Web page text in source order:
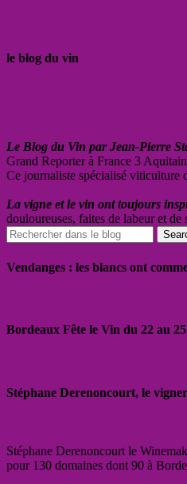
le blog du vin
Le Blog du Vin par Jean-Pierre
Grand Reporter à France 3
Ce journaliste spécialisé viticulture
La vigne et le vin ont toujours
douloureuses, faites de labeur et
Vendanges : les blancs ont
Bordeaux Fête le Vin du 22 au
Stéphane Derenoncourt, le
Stéphane Derenoncourt le
pour 130 domaines dont 90 à